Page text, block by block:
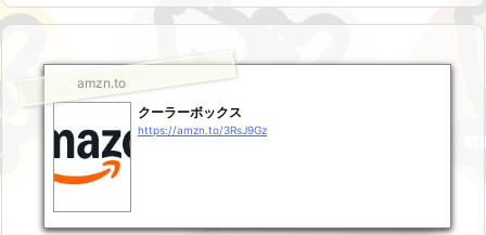
amzn.to
クーラーボックス
https://amzn.to/3RsJ9Gz